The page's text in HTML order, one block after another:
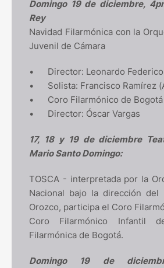
Domingo 19 de diciembre,
Rey
Navidad Filarmónica con la
Juvenil de Cámara
•
Director: Leonardo
•
Solista: Francisco Ramírez
•
Coro Filarmónico de Bogotá
•
Director: Óscar Vargas
17, 18 y 19 de diciembre
Mario Santo Domingo:
TOSCA - interpretada por la
Nacional bajo la dirección del
Orozco, participa el Coro
Coro Filarmónico Infantil
Filarmónica de Bogotá.
Domingo 19 de